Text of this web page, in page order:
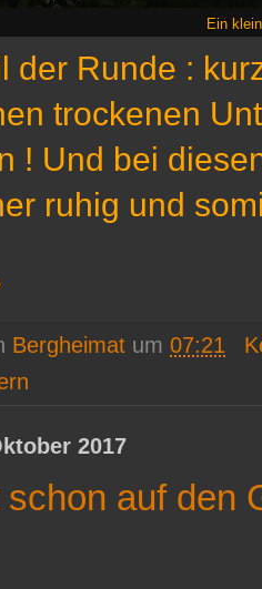
Ein
der Runde :
trockenen
! Und bei
ruhig und
Bergheimat um 07:21
2017
auf den